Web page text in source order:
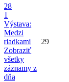
28
1
Výstava:
Medzi
riadkami
Zobraziť
všetky
záznamy z
dňa
29